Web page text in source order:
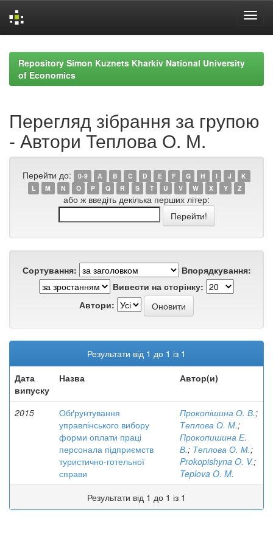
navigationRepository Simon Kuznets Kharkiv National University
of Economics
Перегляд зібрання за групою
- Автори Теплова О. М.
Перейти до: 0-9 A B C D E F G H I J
K
L
M N O P Q R S T U V W X Y Z
або ж введіть декілька перших літер:
Сортування:
Впорядкування:
Вивести на сторінку:
Автори:
Результати від 1 до 1 із 1
Дата
випуску
Назва Автор(и)
2015
Обґрунтування
управлінського вибору
форми оплати праці
персонала підприємств
туристично-готельної
справи
Прокопішина О. В.;
Теплова О. М.;
Прокопишина Е.
В.; Теплова О. М.;
Prokopishyna O. V.;
Teplova O. M.
Результати від 1 до 1 із 1